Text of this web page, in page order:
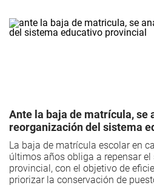
Ante la baja de matrícula, se
reorganización del sistema
La baja de matrícula escolar en
últimos años obliga a repensar
provincial, con el objetivo de
priorizar la conservación de